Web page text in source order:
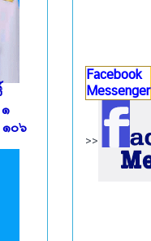
๐๖
Facebook
Messenger
>>